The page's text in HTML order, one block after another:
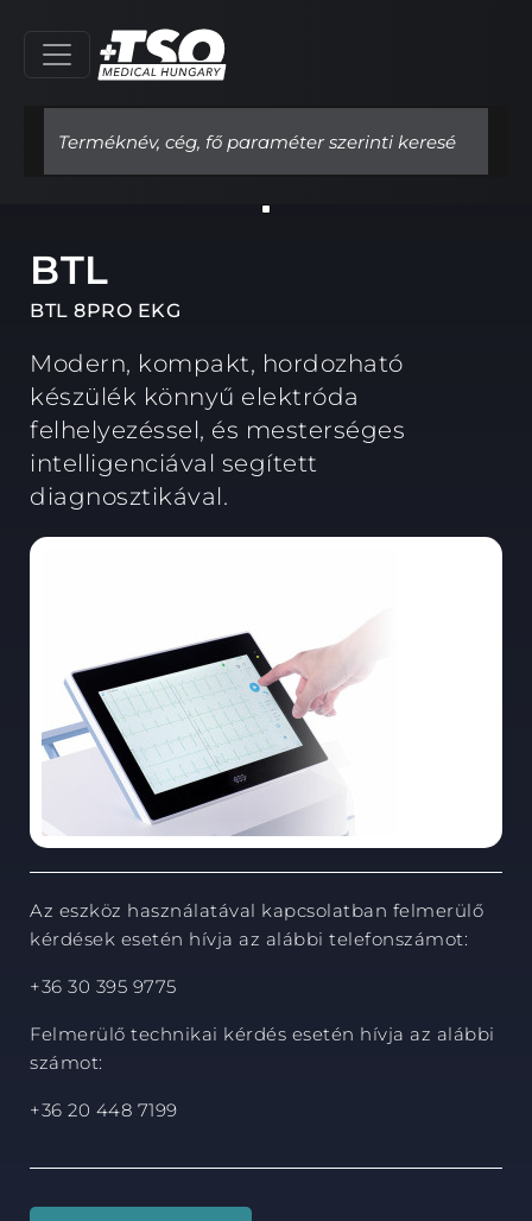
BTL
BTL 8PRO EKG
Modern, kompakt, hordozható
készülék könnyű elektróda
felhelyezéssel, és mesterséges
intelligenciával segített
diagnosztikával.
Az eszköz használatával kapcsolatban felmerülő
kérdések esetén hívja az alábbi telefonszámot:
+36 30 395 9775
Felmerülő technikai kérdés esetén hívja az alábbi
számot:
+36 20 448 7199